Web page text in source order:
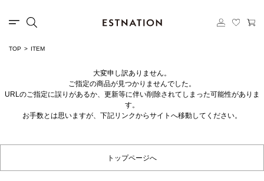
TOP ITEM
大変申し訳ありません。
ご指定の商品が見つかりませんでした。
URLのご指定に誤りがあるか、更新等に伴い削除されてしまった可能性がありま
す。
お手数とは思いますが、下記リンクからサイトへ移動してください。
トップページへ